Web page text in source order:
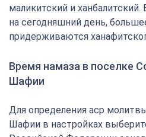
маликитский и
на сегодняшний день,
придерживаются
Время намаза в поселке
Шафии
Для определения аср
Шафии в настройках